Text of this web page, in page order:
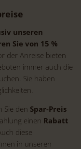
unseren
Sie von 15 %
der Anreise bieten
immer auch die
Sie haben
Sie den Spar-Preis
einen Rabatt
diese
in unseren